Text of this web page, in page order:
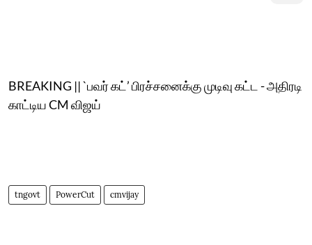
BREAKING || `பவர் கட்’ பிரச்சனைக்கு முடிவு கட்ட - அதிரடி
காட்டிய CM விஜய்
tngovt PowerCut cmvijay